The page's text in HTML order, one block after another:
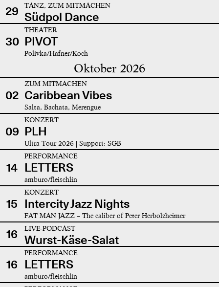
29 TANZ, ZUM MITMACHEN
Südpol Dance
30
THEATER
PIVOT
Polivka/Hafner/Koch
Oktober 2026
02
ZUM MITMACHEN
Caribbean Vibes
Salsa, Bachata, Merengue
09
KONZERT
PLH
Ultra Tour 2026 | Support: SGB
14
PERFORMANCE
LETTERS
amburo/fleischlin
15
KONZERT
Intercity Jazz Nights
FAT MAN JAZZ – The caliber of Peter Herbolzheimer
16 LIVE-PODCAST
Wurst-Käse-Salat
16
PERFORMANCE
LETTERS
amburo/fleischlin